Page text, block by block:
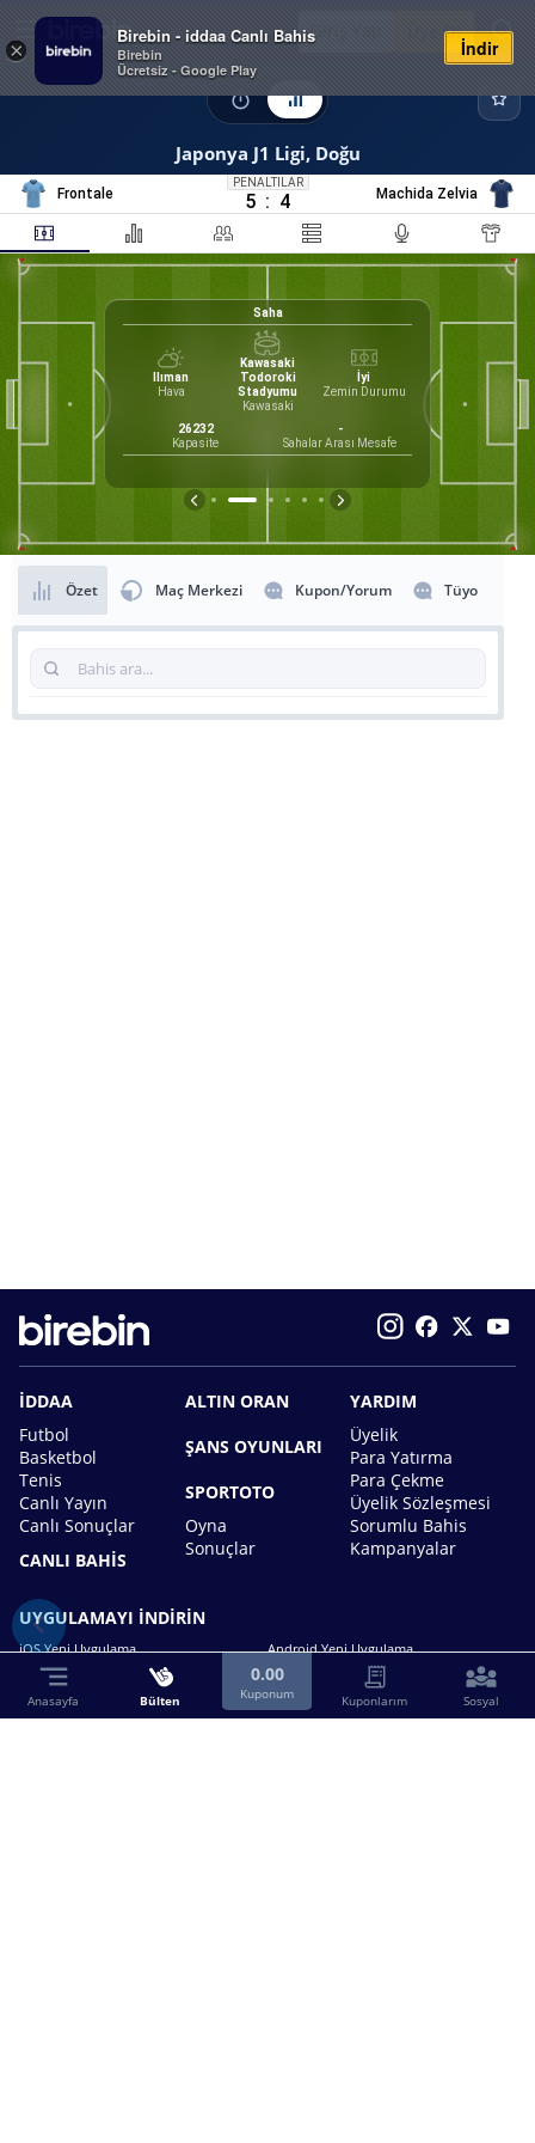
×
Birebin - iddaa Canlı Bahis
Birebin
Ücretsiz - Google Play
İndir
Giriş Yap Üye Ol
Japonya J1 Ligi, Doğu
Frontale
PENALTILAR
5 : 4 Machida Zelvia
Saha
Ilıman
Hava
Kawasaki
Todoroki
Stadyumu
Kawasaki
İyi
Zemin Durumu
26232
Kapasite
-
Sahalar Arası Mesafe
M G
Özet Maç Merkezi Kupon/Yorum Tüyo
İDDAA
Futbol
Basketbol
Tenis
Canlı Yayın
Canlı Sonuçlar
CANLI BAHİS
ALTIN ORAN
ŞANS OYUNLARI
SPORTOTO
Oyna
Sonuçlar
YARDIM
Üyelik
Para Yatırma
Para Çekme
Üyelik Sözleşmesi
Sorumlu Bahis
Kampanyalar
UYGULAMAYI İNDİRİN
iOS Yeni Uygulama Android Yeni Uygulama
Anasayfa Bülten
0.00
Kuponum Kuponlarım Sosyal